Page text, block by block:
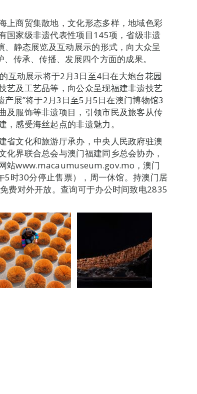
上商贸集散地，文化形态多样，地域色彩
国家级非遗代表性项目145项，省级非遗
静态展览及互动展示的形式，向大众呈
传承、传播、发展四个方面的成果。
互动展示将于2月3日至4日在大炮台花园
艺及工艺品等，向公众呈现福建非遗技艺
展”将于2月3日至5月5日在澳门博物馆3
及服饰等非遗项目，引领市民及旅客从传
感受海丝起点的非遗魅力。
省文化和旅游厅承办，中央人民政府驻澳
界联合总会与澳门福建同乡总会协办，
站www.macaumuseum.gov.mo，澳门
时30分停止售票），周一休馆。持澳门居
费对外开放。查询可于办公时间致电2835